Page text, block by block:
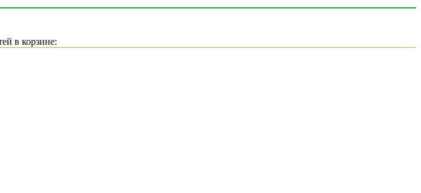
в корзине: